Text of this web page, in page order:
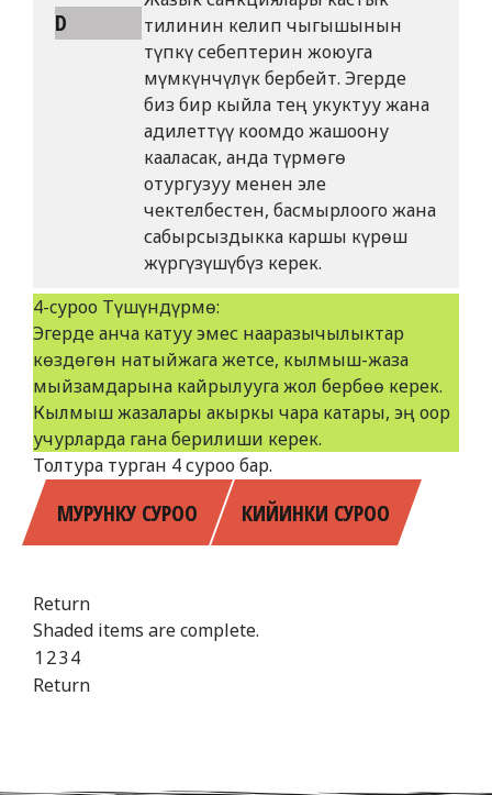
D
тилинин келип чыгышынын
түпкү себептерин жоюуга
мүмкүнчүлүк бербейт. Эгерде
биз бир кыйла тең укуктуу жана
адилеттүү коомдо жашоону
кааласак, анда түрмөгө
отургузуу менен эле
чектелбестен, басмырлоого жана
сабырсыздыкка каршы күрөш
жүргүзүшүбүз керек.
4-cуроо Түшүндүрмө:
Эгерде анча катуу эмес нааразычылыктар
көздөгөн натыйжага жетсе, кылмыш-жаза
мыйзамдарына кайрылууга жол бербөө керек.
Кылмыш жазалары акыркы чара катары, эң оор
учурларда гана берилиши керек.
Толтура турган 4 суроо бар.
МУРУНКУ СУРОО КИЙИНКИ СУРОО
Return
Shaded items are complete.
1 234
Return